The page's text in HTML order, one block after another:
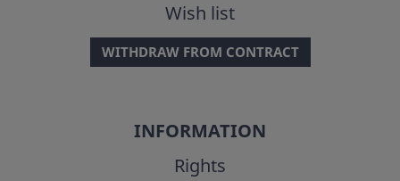
Wish list
WITHDRAW FROM CONTRACT
INFORMATION
Rights